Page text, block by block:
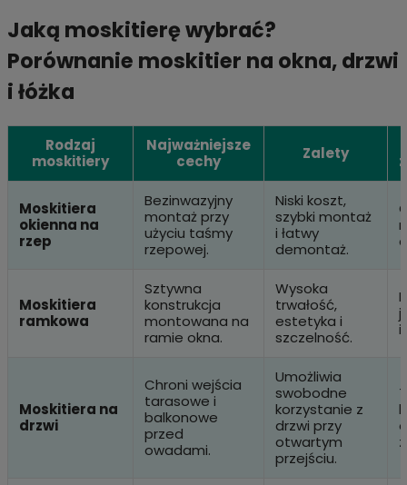
Jaką moskitierę wybrać?
Porównanie moskitier na okna, drzwi
i łóżka
Rodzaj
moskitiery
Najważniejsze
cechy
Zalety
Moskitiera
okienna na
rzep
Bezinwazyjny
montaż przy
użyciu taśmy
rzepowej.
Niski koszt,
szybki montaż
i łatwy
demontaż.
Moskitiera
ramkowa
Sztywna
konstrukcja
montowana na
ramie okna.
Wysoka
trwałość,
estetyka i
szczelność.
i
Moskitiera na
drzwi
Chroni wejścia
tarasowe i
balkonowe
przed
owadami.
Umożliwia
swobodne
korzystanie z
drzwi przy
otwartym
przejściu.